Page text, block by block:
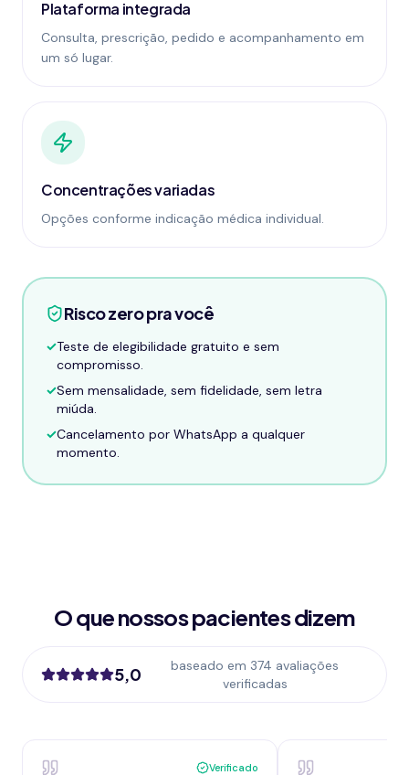
Plataforma integrada
Consulta, prescrição, pedido e acompanhamento em
um só lugar.
Concentrações variadas
Opções conforme indicação médica individual.
Risco zero pra você
✓Teste de elegibilidade gratuito e sem
compromisso.
✓Sem mensalidade, sem fidelidade, sem letra
miúda.
✓Cancelamento por WhatsApp a qualquer
momento.
O que nossos pacientes dizem
5,0
baseado em 374 avaliações
verificadas
Verificado